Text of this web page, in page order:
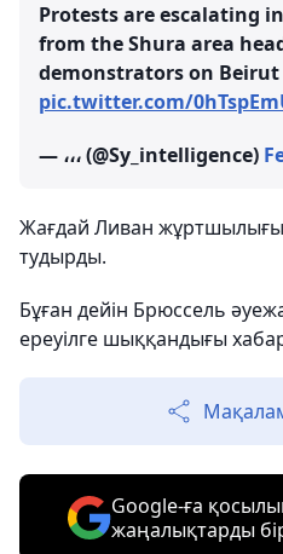
Protests are escalating
from the Shura area
demonstrators on
pic.twitter.com/
— ،،، (@Sy_intelligence)
Жағдай Ливан
тудырды.
Бұған дейін Брюссель
ереуілге шыққандығы
Google-ға
жаңалықтарды